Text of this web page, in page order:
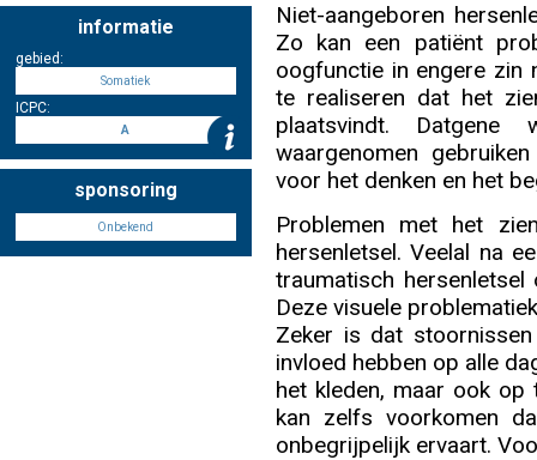
Zoek op kaart
Registreren
informatie
gebied:
Somatiek
ICPC:
A
sponsoring
Onbekend
Niet-aangeboren
Zo kan een patiënt
oogfunctie in engere zin
te realiseren dat het
plaatsvindt.
waargenomen
voor het denken en het
Problemen met het
hersenletsel. Veelal na
traumatisch hersenletsel
Deze visuele
Zeker is dat
invloed hebben op alle
het kleden, maar ook op
kan zelfs voorkomen
onbegrijpelijk ervaart.